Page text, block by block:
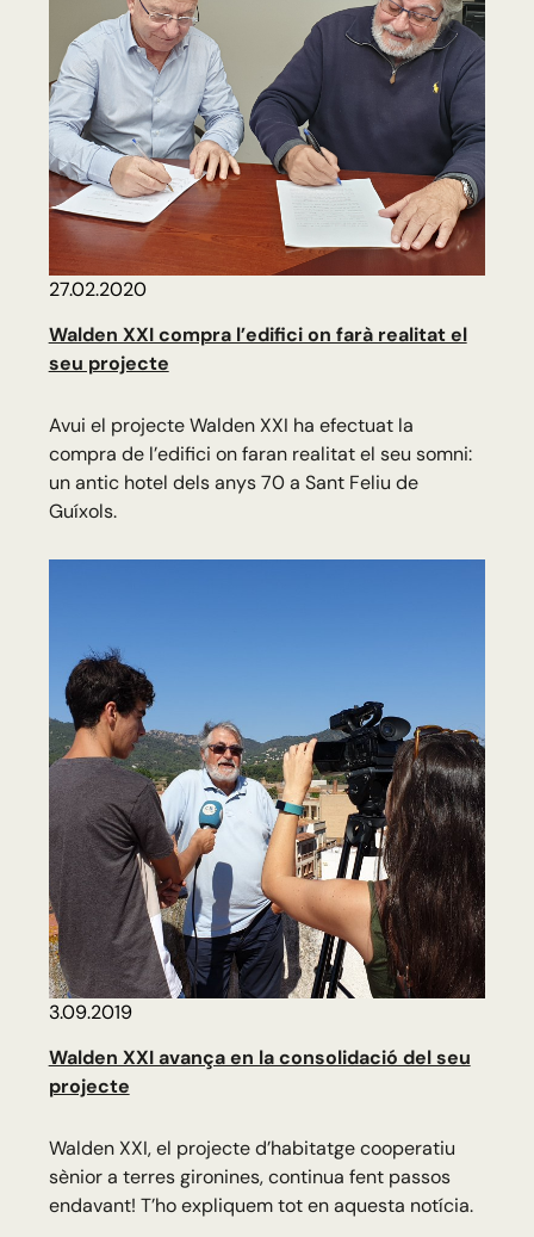
27.02.2020
Walden XXI compra l’edifici on farà realitat el
seu projecte
Avui el projecte Walden XXI ha efectuat la
compra de l’edifici on faran realitat el seu somni:
un antic hotel dels anys 70 a Sant Feliu de
Guíxols.
3.09.2019
Walden XXI avança en la consolidació del seu
projecte
Walden XXI, el projecte d’habitatge cooperatiu
sènior a terres gironines, continua fent passos
endavant! T’ho expliquem tot en aquesta notícia.